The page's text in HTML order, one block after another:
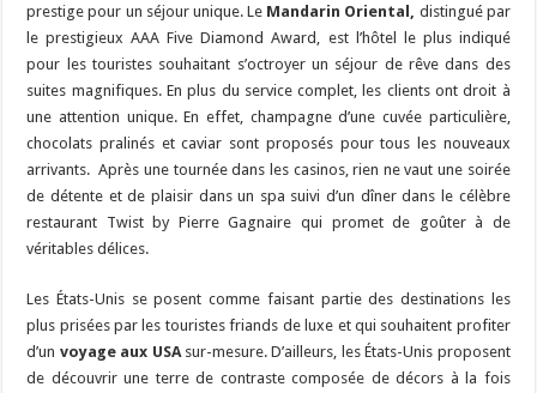
prestige pour un séjour unique. Le Mandarin Oriental, distingué par
le prestigieux AAA Five Diamond Award, est l’hôtel le plus indiqué
pour les touristes souhaitant s’octroyer un séjour de rêve dans des
suites magnifiques. En plus du service complet, les clients ont droit à
une attention unique. En effet, champagne d’une cuvée particulière,
chocolats pralinés et caviar sont proposés pour tous les nouveaux
arrivants. Après une tournée dans les casinos, rien ne vaut une soirée
de détente et de plaisir dans un spa suivi d’un dîner dans le célèbre
restaurant Twist by Pierre Gagnaire qui promet de goûter à de
véritables délices.
Les États-Unis se posent comme faisant partie des destinations les
plus prisées par les touristes friands de luxe et qui souhaitent profiter
d’un voyage aux USAsur-mesure. D’ailleurs, les États-Unis proposent
de découvrir une terre de contraste composée de décors à la fois